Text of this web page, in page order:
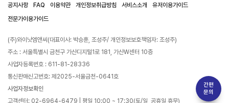
간편
문의
공지사항 FAQ 이용약관 개인정보취급방침 서비스소개
유저이용가이드
전문가이용가이드
(주)와이낫엠앤씨(대표이사: 박승훈, 조성주/ 개인정보보호책임자: 조성주)
주소 : 서울특별시 금천구 가산디지털1로 181, 가산W센터 10층
사업자등록번호 : 611-81-28336
통신판매신고번호: 제2025-서울금천-0641호
사업자정보확인
고객센터: 02-6964-6479 | 평일 10:00 ~ 17:30(토/일, 공휴일 휴무)